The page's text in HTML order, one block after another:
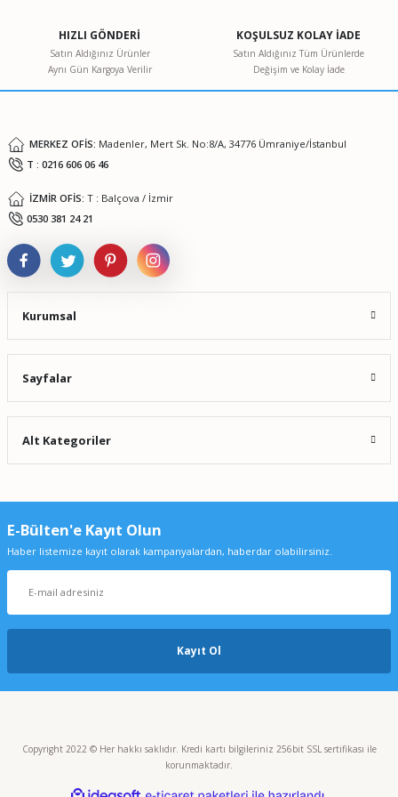
Ürün bilgilerinde hatalar bulunuyor.
Ürün fiyatı diğer sitelerden daha pahalı.
HIZLI GÖNDERİ
Satın Aldığınız Ürünler
Aynı Gün Kargoya Verilir
KOŞULSUZ KOLAY İADE
Satın Aldığınız Tüm Ürünlerde
Değişim ve Kolay İade
MERKEZ OFİS: Madenler, Mert Sk. No:8/A, 34776 Ümraniye/İstanbul
T : 0216 606 06 46
İZMİR OFİS: T : Balçova / İzmir
0530 381 24 21
Kurumsal
Sayfalar
Alt Kategoriler
E-Bülten'e Kayıt Olun
Haber listemize kayıt olarak kampanyalardan, haberdar olabilirsiniz.
Kayıt Ol
Copyright 2022 © Her hakkı saklıdır. Kredi kartı bilgileriniz 256bit SSL sertifikası ile
korunmaktadır.
ideasoft